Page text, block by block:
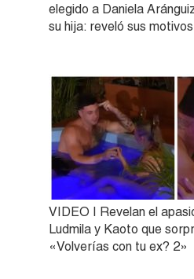
elegido a Daniela
su hija: reveló sus motivos
VIDEO | Revelan el
Ludmila y Kaoto que
«Volverías con tu ex? 2»